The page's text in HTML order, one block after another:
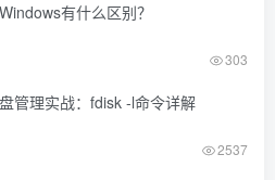
有什么区别？
303
管理实战：fdisk -l命令详解
2537